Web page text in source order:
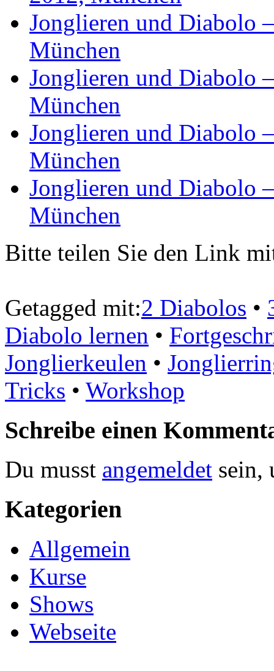
Jonglieren und Diabolo
München
Jonglieren und Diabolo
München
Jonglieren und Diabolo
München
Jonglieren und Diabolo
München
Bitte teilen Sie den Link
Getagged mit:2 Diabolos •
Diabolo lernen •
Jonglierkeulen •
Tricks • Workshop
Schreibe einen
Du musst angemeldet sein,
Kategorien
Allgemein
Kurse
Shows
Webseite